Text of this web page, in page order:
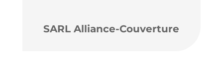
SARL Alliance-Couverture